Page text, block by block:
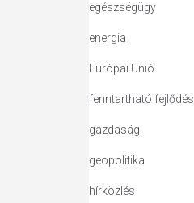
egészségügy
energia
Európai Unió
fenntartható fejlődés
gazdaság
geopolitika
hírközlés